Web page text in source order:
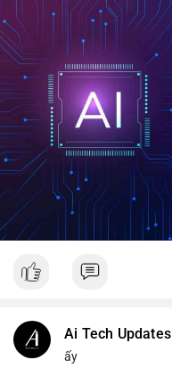
Ai Tech Updates
ấy